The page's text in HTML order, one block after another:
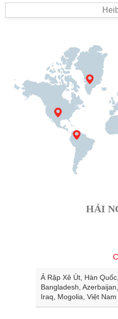
HẢI
Ả Rập Xê Út, Hàn
Bangladesh,
Iraq, Mogolia, Việt Nam